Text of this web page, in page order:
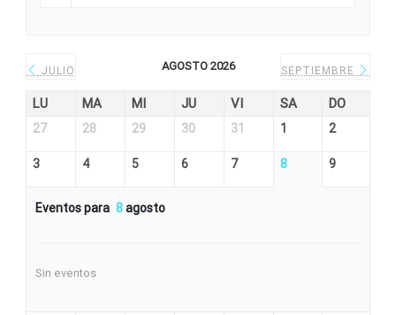
JULIO AGOSTO 2026 SEPTIEMBRE
LU MA MI JU VI SA DO
27 28 29 30 31 1 2
3 4 5 6 7 8 9
Eventos para 8agosto
Sin eventos